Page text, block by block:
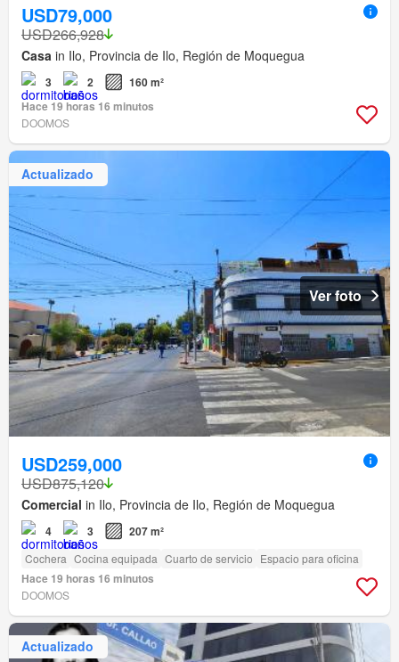
USD79,000
USD266,928
Casa in Ilo, Provincia de Ilo, Región de Moquegua
3 2
160 m²
Hace 19 horas 16 minutos
DOOMOS
Actualizado
Ver foto
USD259,000
USD875,120
Comercial in Ilo, Provincia de Ilo, Región de Moquegua
4 3 207 m²
Cochera Cocina equipada Cuarto de servicio Espacio para oficina
Hace 19 horas 16 minutos
DOOMOS
Actualizado